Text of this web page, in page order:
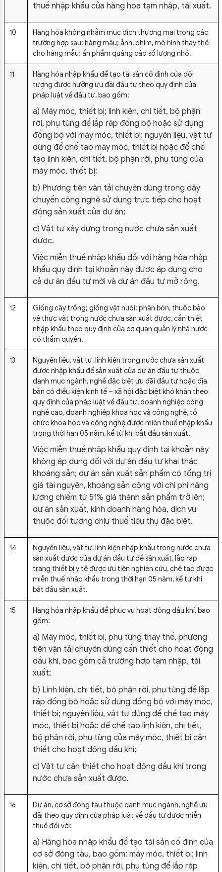
thuế nhập khẩu của hàng hóa tạm nhập, tái xuất.
10
Hàng hóa không nhằm mục đích thương mại trong các
trường hợp sau: hàng mẫu; ảnh, phim, mô hình thay thế
cho hàng mẫu; ấn phẩm quảng cáo số lượng nhỏ.
11
Hàng hóa nhập khẩu để tạo tài sản cố định của đối
tượng được hưởng ưu đãi đầu tư theo quy định của
pháp luật về đầu tư, bao gồm:
a) Máy móc, thiết bị; linh kiện, chi tiết, bộ phận
rời, phụ tùng để lắp ráp đồng bộ hoặc sử dụng
đồng bộ với máy móc, thiết bị; nguyên liệu, vật tư
dùng để chế tạo máy móc, thiết bị hoặc để chế
tạo linh kiện, chi tiết, bộ phận rời, phụ tùng của
máy móc, thiết bị;
b) Phương tiện vận tải chuyên dùng trong dây
chuyền công nghệ sử dụng trực tiếp cho hoạt
động sản xuất của dự án;
c) Vật tư xây dựng trong nước chưa sản xuất
được.
Việc miễn thuế nhập khẩu đối với hàng hóa nhập
khẩu quy định tại khoản này được áp dụng cho
cả dự án đầu tư mới và dự án đầu tư mở rộng.
12
Giống cây trồng; giống vật nuôi; phân bón, thuốc bảo
vệ thực vật trong nước chưa sản xuất được, cần thiết
nhập khẩu theo quy định của cơ quan quản lý nhà nước
có thẩm quyền.
13
Nguyên liệu, vật tư, linh kiện trong nước chưa sản xuất
được nhập khẩu để sản xuất của dự án đầu tư thuộc
danh mục ngành, nghề đặc biệt ưu đãi đầu tư hoặc địa
bàn có điều kiện kinh tế – xã hội đặc biệt khó khăn theo
quy định của pháp luật về đầu tư, doanh nghiệp công
nghệ cao, doanh nghiệp khoa học và công nghệ, tổ
chức khoa học và công nghệ được miễn thuế nhập khẩu
trong thời hạn 05 năm, kể từ khi bắt đầu sản xuất.
Việc miễn thuế nhập khẩu quy định tại khoản này
không áp dụng đối với dự án đầu tư khai thác
khoáng sản; dự án sản xuất sản phẩm có tổng trị
giá tài nguyên, khoáng sản cộng với chi phí năng
lượng chiếm từ 51% giá thành sản phẩm trở lên;
dự án sản xuất, kinh doanh hàng hóa, dịch vụ
thuộc đối tượng chịu thuế tiêu thụ đặc biệt.
14
Nguyên liệu, vật tư, linh kiện nhập khẩu trong nước chưa
sản xuất được của dự án đầu tư để sản xuất, lắp ráp
trang thiết bị y tế được ưu tiên nghiên cứu, chế tạo được
miễn thuế nhập khẩu trong thời hạn 05 năm, kể từ khi
bắt đầu sản xuất.
15
Hàng hóa nhập khẩu để phục vụ hoạt động dầu khí, bao
gồm:
a) Máy móc, thiết bị, phụ tùng thay thế, phương
tiện vận tải chuyên dùng cần thiết cho hoạt động
dầu khí, bao gồm cả trường hợp tạm nhập, tái
xuất;
b) Linh kiện, chi tiết, bộ phận rời, phụ tùng để lắp
ráp đồng bộ hoặc sử dụng đồng bộ với máy móc,
thiết bị; nguyên liệu, vật tư dùng để chế tạo máy
móc, thiết bị hoặc để chế tạo linh kiện, chi tiết,
bộ phận rời, phụ tùng của máy móc, thiết bị cần
thiết cho hoạt động dầu khí;
c) Vật tư cần thiết cho hoạt động dầu khí trong
nước chưa sản xuất được.
16
Dự án, cơ sở đóng tàu thuộc danh mục ngành, nghề ưu
đãi theo quy định của pháp luật về đầu tư được miễn
thuế đối với:
a) Hàng hóa nhập khẩu để tạo tài sản cố định của
cơ sở đóng tàu, bao gồm: máy móc, thiết bị; linh
kiện, chi tiết, bộ phận rời, phụ tùng để lắp ráp